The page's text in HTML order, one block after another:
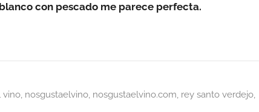
con pescado me parece perfecta.
vino, nosgustaelvino, nosgustaelvino.com, rey santo verdejo,